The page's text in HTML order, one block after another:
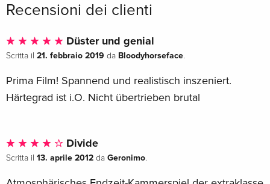
Recensioni dei clienti
Düster und genial
Scritta il 21. febbraio 2019 da Bloodyhorseface.
Prima Film! Spannend und realistisch inszeniert.
Härtegrad ist i.O. Nicht übertrieben brutal
Divide
Scritta il 13. aprile 2012 da Geronimo.